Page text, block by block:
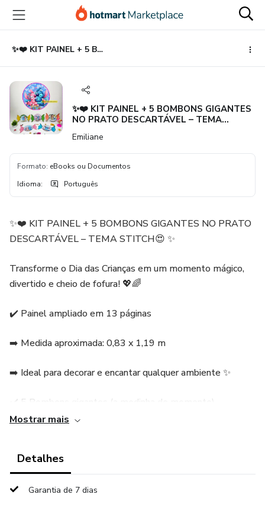
para
conteúdo
principal
para
pagamento
para
rodapé
✨❤️ KIT PAINEL + 5 BOMBONS GIGANTES NO PRATO DESCARTÁVEL – TEMA STITCH😍 ✨
✨❤️ KIT PAINEL + 5 BOMBONS GIGANTES
NO PRATO DESCARTÁVEL – TEMA
Emiliane
Formato: eBooks ou Documentos
Idioma: Português
✨❤️ KIT PAINEL + 5 BOMBONS GIGANTES NO PRATO
DESCARTÁVEL – TEMA STITCH😍 ✨
Transforme o Dia das Crianças em um momento mágico,
divertido e cheio de fofura! 💖🌈
✔️ Painel ampliado em 13 páginas
➡️ Medida aproximada: 0,83 x 1,19 m
➡️ Ideal para decorar e encantar qualquer ambiente ✨
✔️ 5 Bombons gigantes (a modinha do momento)
➡️ Perfeitos para presentear e alegrar a criançada 🍬
💰 Apenas 8,00 🥳🥳
Mostrar mais
Detalhes
Garantia de 7 dias